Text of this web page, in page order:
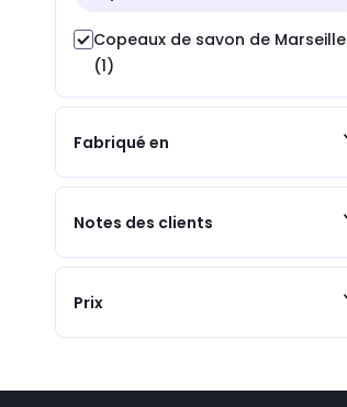
Copeaux de savon de Marseille
(1)
Fabriqué en
Notes des clients
Prix